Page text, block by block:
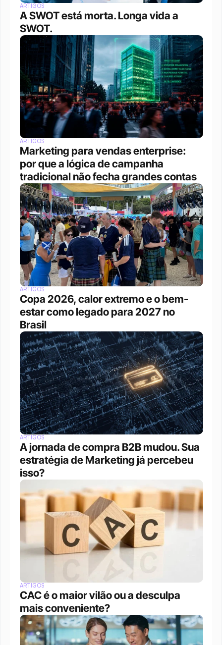
ARTIGOS
A SWOT está morta. Longa vida a
SWOT.
ARTIGOS
Marketing para vendas enterprise:
por que a lógica de campanha
tradicional não fecha grandes contas
ARTIGOS
Copa 2026, calor extremo e o bem-
estar como legado para 2027 no
Brasil
ARTIGOS
A jornada de compra B2B mudou. Sua
estratégia de Marketing já percebeu
isso?
ARTIGOS
CAC é o maior vilão ou a desculpa
mais conveniente?